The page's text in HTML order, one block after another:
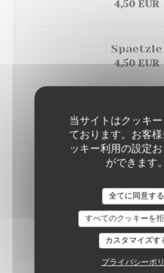
当サイトはクッキ
ております。お客
ッキー利用の設定
ができます。
全てに同意する
すべてのクッキーを
カスタマイズす
プライバシーポ
4,50 EUR
Spaetzle
4,50 EUR
4,50 EUR
Sauce
NOS PLATS PETITS
AU JOYEUX